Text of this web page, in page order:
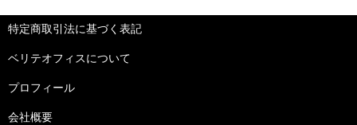
特定商取引法に基づく表記
ベリテオフィスについて
プロフィール
会社概要